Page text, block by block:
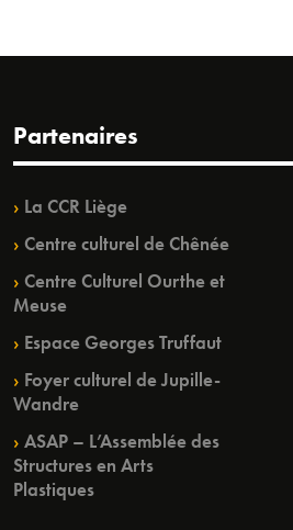
Partenaires
La CCR Liège
Centre culturel de Chênée
Centre Culturel Ourthe et
Meuse
Espace Georges Truffaut
Foyer culturel de Jupille-
Wandre
ASAP – L’Assemblée des
Structures en Arts
Plastiques